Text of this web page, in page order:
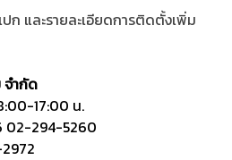
ก และรายละเอียดการติดตั้งเพิ่ม
จำกัด
17:00 น.
02-294-5260